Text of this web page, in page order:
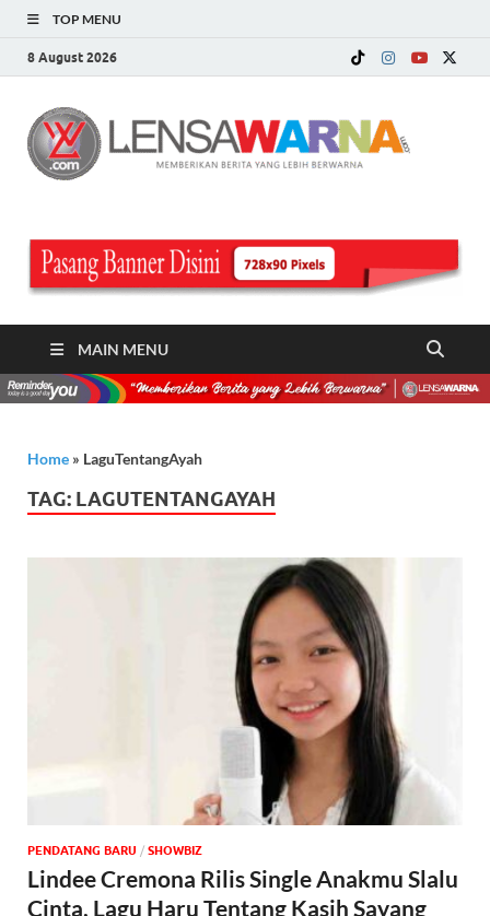
TOP MENU
8 August 2026
MAIN MENU
Home » LaguTentangAyah
TAG: LAGUTENTANGAYAH
PENDATANG BARU / ‎SHOWBIZ
Lindee Cremona Rilis Single Anakmu Slalu
Cinta, Lagu Haru Tentang Kasih Sayang